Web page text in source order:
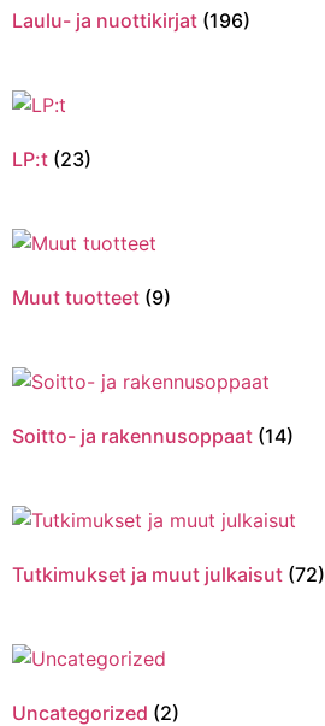
Laulu- ja nuottikirjat (196)
LP:t (23)
Muut tuotteet (9)
Soitto- ja rakennusoppaat (14)
Tutkimukset ja muut julkaisut (72)
Uncategorized (2)